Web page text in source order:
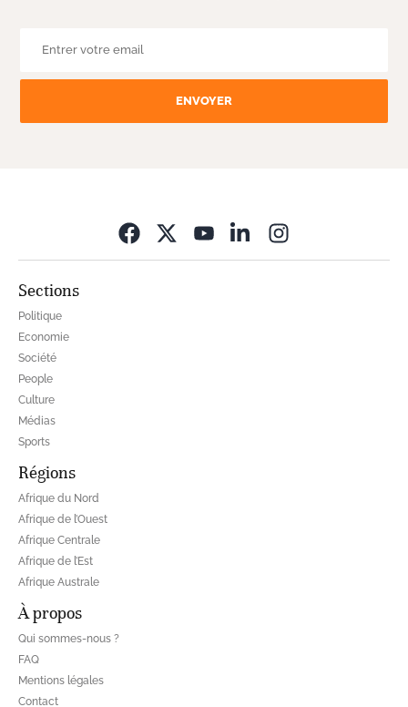
ENVOYER
Sections
Politique
Economie
Société
People
Culture
Médias
Sports
Régions
Afrique du Nord
Afrique de l’Ouest
Afrique Centrale
Afrique de l’Est
Afrique Australe
À propos
Qui sommes-nous ?
FAQ
Mentions légales
Contact